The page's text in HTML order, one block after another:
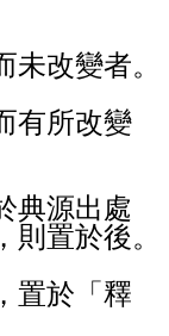
改變者。
有所改變
典源出處
置於後。
置於「釋